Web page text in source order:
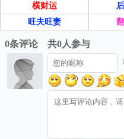
横财运
旺夫旺妻